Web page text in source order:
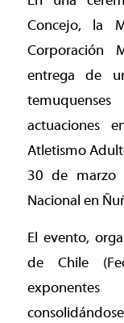
Concejo, la
Corporación
entrega de
actuaciones
Atletismo
30 de marzo
Nacional en
El evento,
de Chile